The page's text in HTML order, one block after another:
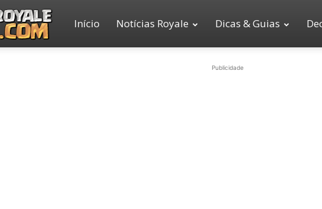
Clash
Início Notícias Royale Dicas & Guias
Publicidade